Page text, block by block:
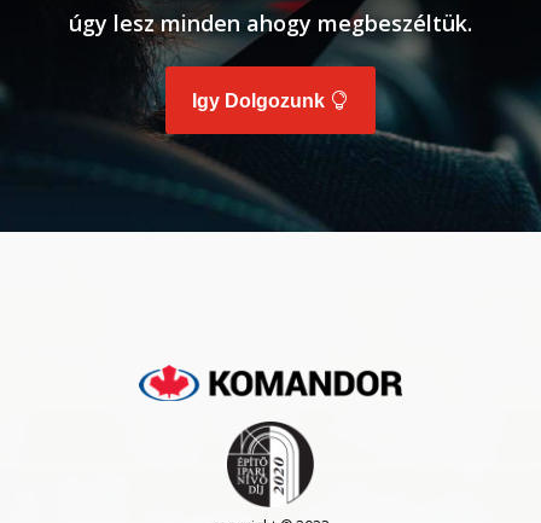
úgy lesz minden ahogy megbeszéltük.
Igy Dolgozunk